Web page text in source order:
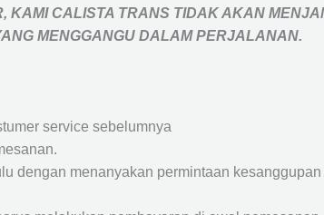
KAMI CALISTA TRANS TIDAK AKAN
MENGGANGU DALAM PERJALANAN.
service sebelumnya
dengan menanyakan permintaan